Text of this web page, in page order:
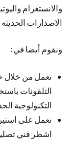
والانستغرام
الاصدارات الحديثة
ونقوم أيضا في:
نعمل من خلال
التلفونات
التكنولوجية
نعمل على
اشطر فني